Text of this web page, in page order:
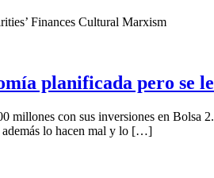
Finances Cultural Marxism
planificada pero se
con sus inversiones en Bolsa
además lo hacen mal y lo […]